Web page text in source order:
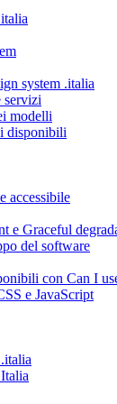
system .italia
servizi
modelli
disponibili
accessibile
e Graceful
del software
con Can I
e JavaScript